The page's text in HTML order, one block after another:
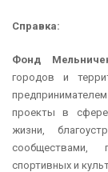
Справка:
Фонд
городов и
проекты в сфере
жизни,
сообществами,
спортивных и